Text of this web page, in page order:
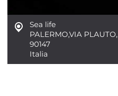
Sea life
PALERMO,VIA PLAUTO,
90147
Italia